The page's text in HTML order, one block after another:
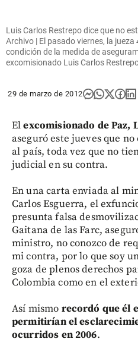
Luis Carlos Restrepo dice que no
Archivo | El pasado viernes, la
condición de la medida de
excomisionado Luis Carlos
29 de marzo de 2012
Elexcomisionado de Paz,
aseguró este jueves que
al país, toda vez que no
judicial en su contra.
En una carta enviada al
Carlos Esguerra, el
presunta falsa
Gaitana de las Farc,
ministro, no conozco de
mi contra, por lo que soy
goza de plenos derechos
Colombia como en el
Así mismo recordó que él
permitirían el
ocurridos en 2006.